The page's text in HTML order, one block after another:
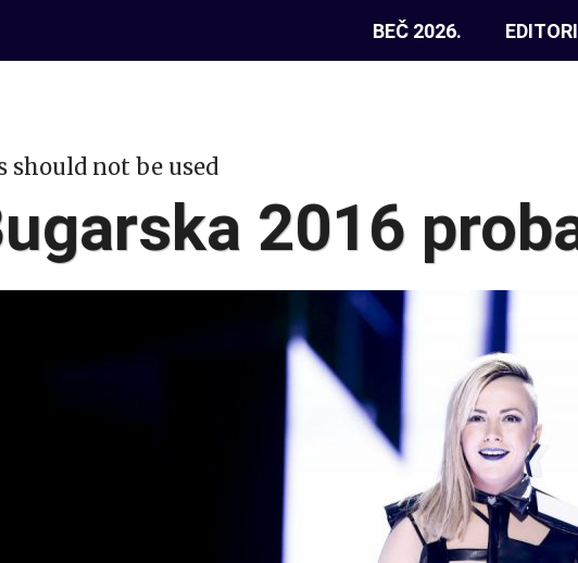
BEČ 2026.
should not be used
2016